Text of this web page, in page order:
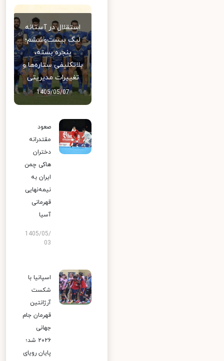
استقلال در آستانه
لیگ بیست‌وششم؛
پنجره بسته،
بلاتکلیفی ستاره‌ها و
تغییرات مدیریتی
1405/05/07
صعود
مقتدرانه
دختران
هاکی چمن
ایران به
نیمه‌نهایی
قهرمانی
آسیا
1405/05/
03
اسپانیا با
شکست
آرژانتین
قهرمان جام
جهانی
۲۰۲۶ شد؛
پایان رویای